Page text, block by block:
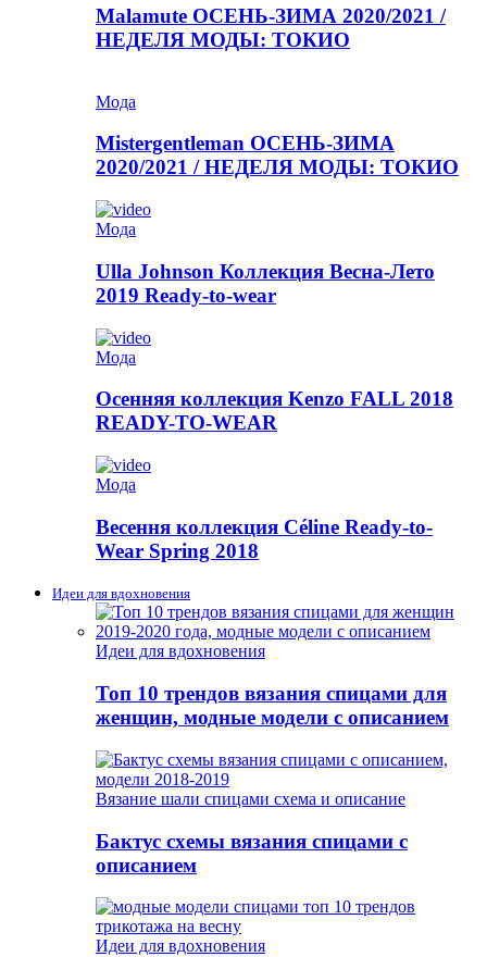
Malamute ОСЕНЬ-ЗИМА 2020/2021 /
НЕДЕЛЯ МОДЫ: ТОКИО
Мода
Mistergentleman ОСЕНЬ-ЗИМА
2020/2021 / НЕДЕЛЯ МОДЫ: ТОКИО
Мода
Ulla Johnson Коллекция Весна-Лето
2019 Ready-to-wear
Мода
Осенняя коллекция Kenzo FALL 2018
READY-TO-WEAR
Мода
Весення коллекция Céline Ready-to-
Wear Spring 2018
Идеи для вдохновения
Идеи для вдохновения
Топ 10 трендов вязания спицами для
женщин, модные модели с описанием
Вязание шали спицами схема и описание
Бактус схемы вязания спицами с
описанием
Идеи для вдохновения